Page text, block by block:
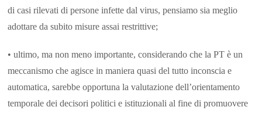
di casi rilevati di persone infette dal virus, pensiamo sia meglio
adottare da subito misure assai restrittive;
• ultimo, ma non meno importante, considerando che la PT è un
meccanismo che agisce in maniera quasi del tutto inconscia e
automatica, sarebbe opportuna la valutazione dell’orientamento
temporale dei decisori politici e istituzionali al fine di promuovere